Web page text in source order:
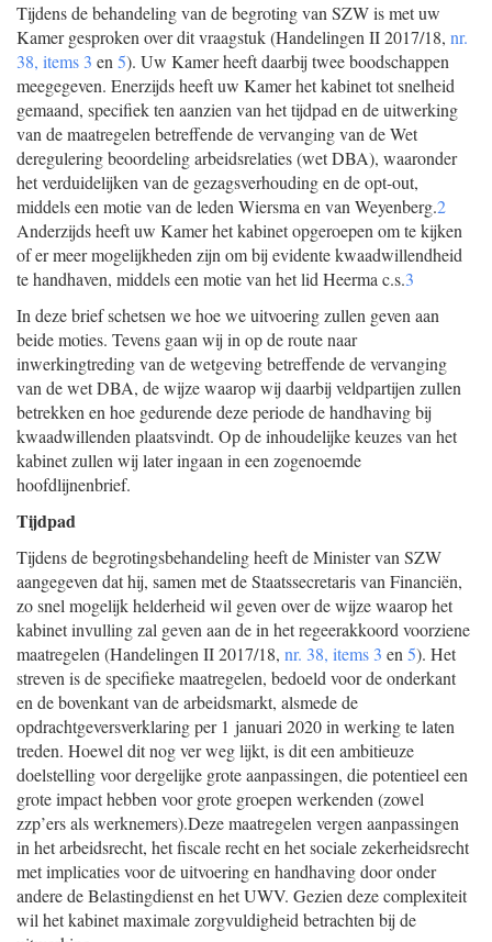
Tijdens de behandeling van de begroting van SZW is met uw
Kamer gesproken over dit vraagstuk (Handelingen II 2017/18, nr.
38, items 3 en 5). Uw Kamer heeft daarbij twee boodschappen
meegegeven. Enerzijds heeft uw Kamer het kabinet tot snelheid
gemaand, specifiek ten aanzien van het tijdpad en de uitwerking
van de maatregelen betreffende de vervanging van de Wet
deregulering beoordeling arbeidsrelaties (wet DBA), waaronder
het verduidelijken van de gezagsverhouding en de opt-out,
middels een motie van de leden Wiersma en van Weyenberg.2
Anderzijds heeft uw Kamer het kabinet opgeroepen om te kijken
of er meer mogelijkheden zijn om bij evidente kwaadwillendheid
te handhaven, middels een motie van het lid Heerma c.s.3
In deze brief schetsen we hoe we uitvoering zullen geven aan
beide moties. Tevens gaan wij in op de route naar
inwerkingtreding van de wetgeving betreffende de vervanging
van de wet DBA, de wijze waarop wij daarbij veldpartijen zullen
betrekken en hoe gedurende deze periode de handhaving bij
kwaadwillenden plaatsvindt. Op de inhoudelijke keuzes van het
kabinet zullen wij later ingaan in een zogenoemde
hoofdlijnenbrief.
Tijdpad
Tijdens de begrotingsbehandeling heeft de Minister van SZW
aangegeven dat hij, samen met de Staatssecretaris van Financiën,
zo snel mogelijk helderheid wil geven over de wijze waarop het
kabinet invulling zal geven aan de in het regeerakkoord voorziene
maatregelen (Handelingen II 2017/18, nr. 38, items 3 en 5). Het
streven is de specifieke maatregelen, bedoeld voor de onderkant
en de bovenkant van de arbeidsmarkt, alsmede de
opdrachtgeversverklaring per 1 januari 2020 in werking te laten
treden. Hoewel dit nog ver weg lijkt, is dit een ambitieuze
doelstelling voor dergelijke grote aanpassingen, die potentieel een
grote impact hebben voor grote groepen werkenden (zowel
zzp’ers als werknemers).Deze maatregelen vergen aanpassingen
in het arbeidsrecht, het fiscale recht en het sociale zekerheidsrecht
met implicaties voor de uitvoering en handhaving door onder
andere de Belastingdienst en het UWV. Gezien deze complexiteit
wil het kabinet maximale zorgvuldigheid betrachten bij de